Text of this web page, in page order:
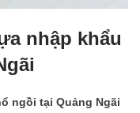
nhập khẩu
ngồi tại Quảng Ngãi